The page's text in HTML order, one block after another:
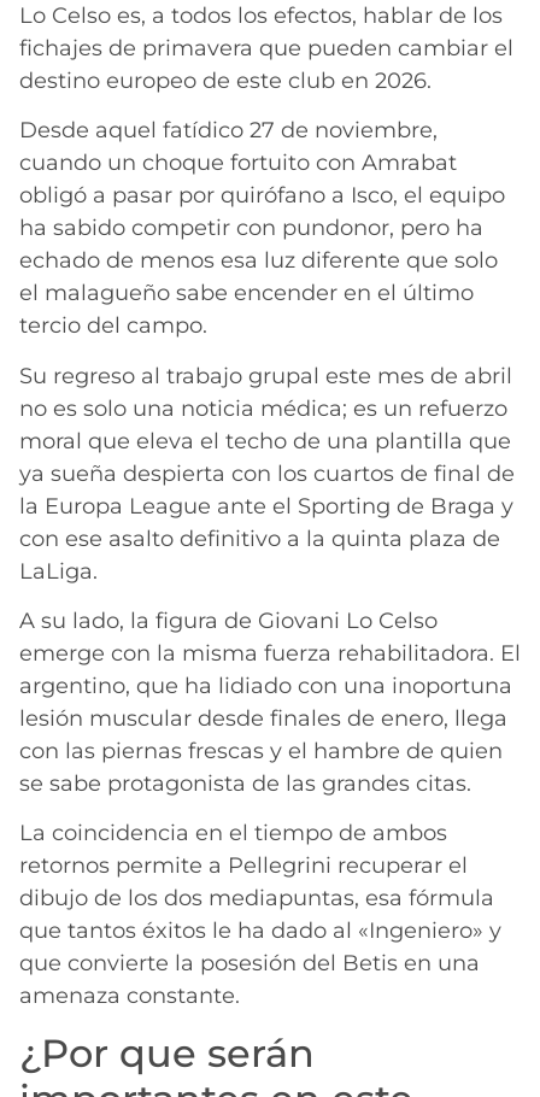
Lo Celso es, a todos los efectos, hablar de los
fichajes de primavera que pueden cambiar el
destino europeo de este club en 2026.
Desde aquel fatídico 27 de noviembre,
cuando un choque fortuito con Amrabat
obligó a pasar por quirófano a Isco, el equipo
ha sabido competir con pundonor, pero ha
echado de menos esa luz diferente que solo
el malagueño sabe encender en el último
tercio del campo.
Su regreso al trabajo grupal este mes de abril
no es solo una noticia médica; es un refuerzo
moral que eleva el techo de una plantilla que
ya sueña despierta con los cuartos de final de
la Europa League ante el Sporting de Braga y
con ese asalto definitivo a la quinta plaza de
LaLiga.
A su lado, la figura de Giovani Lo Celso
emerge con la misma fuerza rehabilitadora. El
argentino, que ha lidiado con una inoportuna
lesión muscular desde finales de enero, llega
con las piernas frescas y el hambre de quien
se sabe protagonista de las grandes citas.
La coincidencia en el tiempo de ambos
retornos permite a Pellegrini recuperar el
dibujo de los dos mediapuntas, esa fórmula
que tantos éxitos le ha dado al «Ingeniero» y
que convierte la posesión del Betis en una
amenaza constante.
¿Por que serán